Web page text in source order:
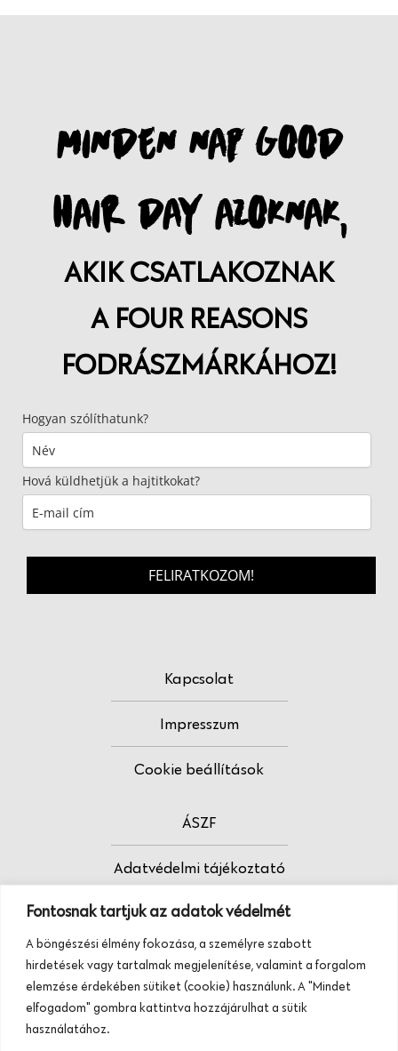
Fontosnak tartjuk az adatok védelmét
A böngészési élmény fokozása, a személyre szabott
hirdetések vagy tartalmak megjelenítése, valamint a forgalom
elemzése érdekében sütiket (cookie) használunk. A "Mindet
elfogadom" gombra kattintva hozzájárulhat a sütik
használatához.
MINDEN NAP GOOD
HAIR DAY AZOKNAK,
AKIK CSATLAKOZNAK
A FOUR REASONS
FODRÁSZMÁRKÁHOZ!
Hogyan szólíthatunk?
Hová küldhetjük a hajtitkokat?
FELIRATKOZOM!
Kapcsolat
Impresszum
Cookie beállítások
ÁSZF
Adatvédelmi tájékoztató
Fodrász vagy?
Tudj meg többet termékeinkről, szolgáltatásainkról.
Hívj minket, vagy üzenj nekünk ezen a
telefonszámon:
+36 20 945 84 74